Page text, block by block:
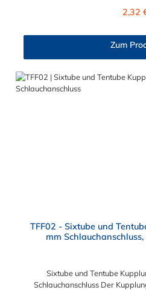
2,32
Zum
TFF02 - Sixtube und
mm
Sixtube und Tentube
Schlauchanschluss Der